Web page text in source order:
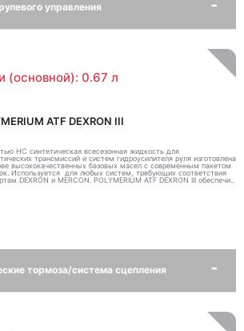
управления
(основной): 0.67 л
ATF DEXRON III
НС синтетическая всесезонная жидкость для
трансмиссий и систем гидроусилителя руля изготовлена
высококачественных базовых масел с современным пакетом
Используется для любых систем, требующих соответствия
DEXRON и MERCON. POLYMERIUM ATF DEXRON III обеспечи..
тормоза/система сцепления